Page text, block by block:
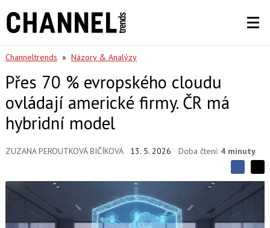
Channeltrends » Názory & Analýzy
Přes 70 % evropského cloudu
ovládají americké firmy. ČR má
hybridní model
ZUZANA PEROUTKOVÁ BIČÍKOVÁ 13. 5. 2026 Doba čtení: 4 minuty
S
í
l
S
l
j